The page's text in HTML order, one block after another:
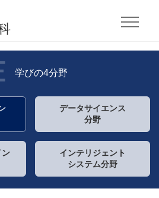
学びの4分野
データサイエンス
分野
ン
インテリジェント
システム分野